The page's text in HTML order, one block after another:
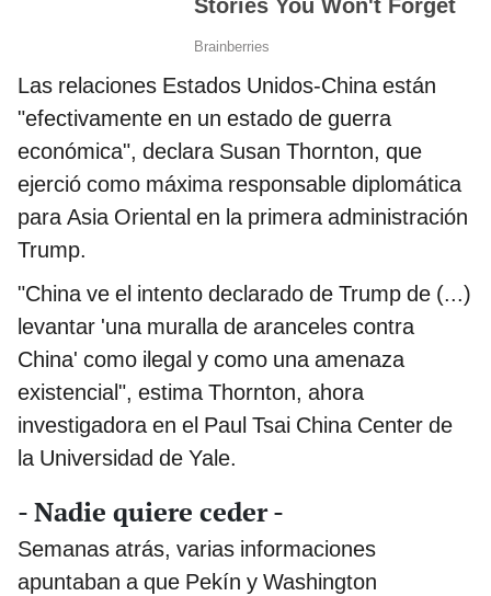
Las relaciones Estados Unidos-China están
"efectivamente en un estado de guerra
económica", declara Susan Thornton, que
ejerció como máxima responsable diplomática
para Asia Oriental en la primera administración
Trump.
"China ve el intento declarado de Trump de (...)
levantar 'una muralla de aranceles contra
China' como ilegal y como una amenaza
existencial", estima Thornton, ahora
investigadora en el Paul Tsai China Center de
la Universidad de Yale.
- Nadie quiere ceder -
Semanas atrás, varias informaciones
apuntaban a que Pekín y Washington